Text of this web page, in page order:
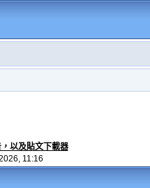
以及貼文下載器
11:16